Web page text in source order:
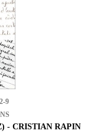
9
- CRISTIAN RAPIN